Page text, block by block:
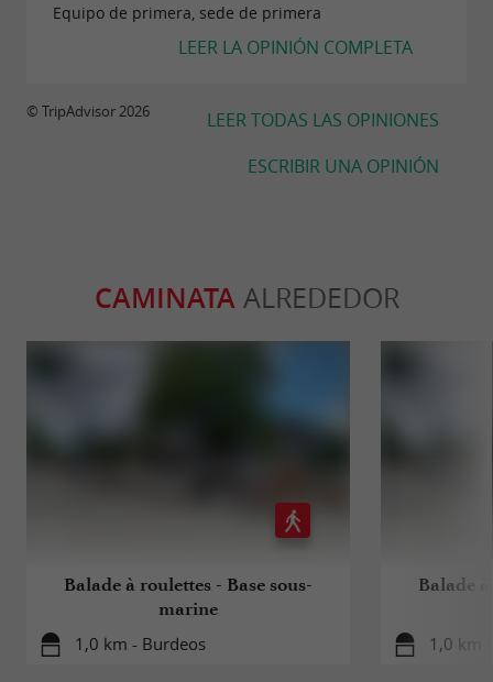
Equipo de primera, sede de primera
LEER LA OPINIÓN COMPLETA
LEER TODAS LAS OPINIONES
ESCRIBIR UNA OPINIÓN
© TripAdvisor 2026
CAMINATAALREDEDOR
Balade à roulettes - Base sous-
marine
1,0 km - Burdeos
Balade
1,0 km